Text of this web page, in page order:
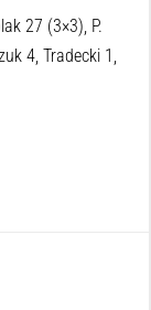
27 (3×3), P.
4, Tradecki 1,